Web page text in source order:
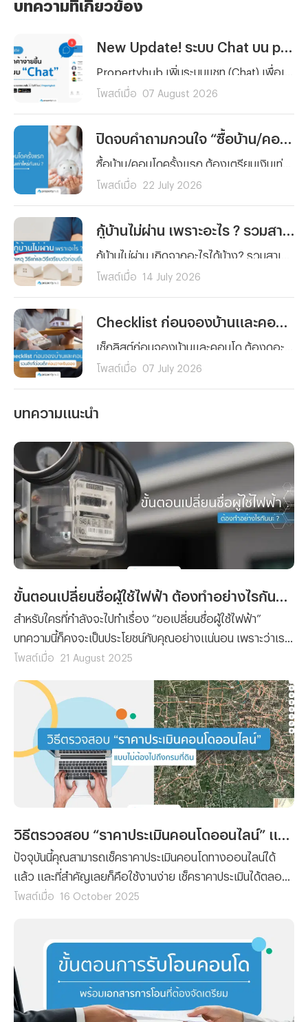
บทความที่เกี่ยวข้อง
โพสต์เมื่อ 07 August 2026
โพสต์เมื่อ 22 July 2026
โพสต์เมื่อ 14 July 2026
โพสต์เมื่อ 07 July 2026
บทความแนะนำ
สำหรับใครที่กำลังจะไปทำเรื่อง “ขอเปลี่ยนชื่อผู้ใช้ไฟฟ้า”
บทความนี้ก็คงจะเป็นประโยชน์กับคุณอย่างแน่นอน เพราะว่าเรา
ได้รวบรวมขั้นตอนการยื่นเรื่องขอเปลี่ยนชื่อผู้ใช้ไฟฟ้า พร้อม
โพสต์เมื่อ 21 August 2025
ปัจจุบันนี้คุณสามารถเช็คราคาประเมินคอนโดทางออนไลน์ได้
แล้ว และที่สำคัญเลยก็คือใช้งานง่าย เช็คราคาประเมินได้ตลอด
24 ชั่วโมง โดยที่ไม่ต้องเสียเวลาและค่าเดินทางไปยังกรมที่ดิน
โพสต์เมื่อ 16 October 2025